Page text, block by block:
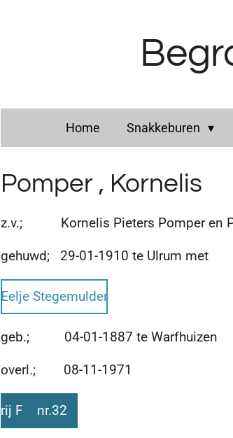
Home Snakkeburen
Pomper , Kornelis
z.v.; Kornelis Pieters Pomper en
gehuwd; 29-01-1910 te Ulrum met
Eelje Stegemulder
geb.; 04-01-1887 te Warfhuizen
overl.; 08-11-1971
rij F nr.32